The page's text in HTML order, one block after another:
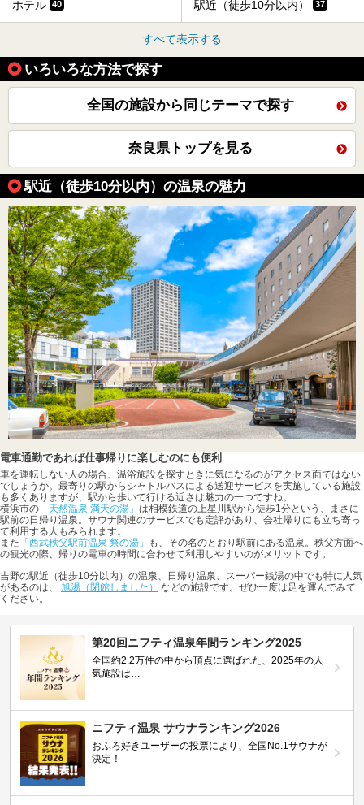
ホテル 40 駅近（徒歩10分以内） 37
すべて表示する
いろいろな方法で探す
全国の施設から同じテーマで探す
奈良県トップを見る
駅近（徒歩10分以内）の温泉の魅力
電車通勤であれば仕事帰りに楽しむのにも便利
車を運転しない人の場合、温浴施設を探すときに気になるのがアクセス面ではない
でしょうか。最寄りの駅からシャトルバスによる送迎サービスを実施している施設
も多くありますが、駅から歩いて行ける近さは魅力の一つですね。
横浜市の 「天然温泉 満天の湯」 は相模鉄道の上星川駅から徒歩1分という、まさに
駅前の日帰り温泉。サウナ関連のサービスでも定評があり、会社帰りにも立ち寄っ
て利用する人もみられます。
また 「西武秩父駅前温泉 祭の湯」
も、その名のとおり駅前にある温泉。秩父方面へ
の観光の際、帰りの電車の時間に合わせて利用しやすいのがメリットです。
吉野の駅近（徒歩10分以内）の温泉、日帰り温泉、スーパー銭湯の中でも特に人気
があるのは、 旭湯（閉館しました）
などの施設です。ぜひ一度は足を運んでみて
ください。
第20回ニフティ温泉年間ランキング2025
全国約2.2万件の中から頂点に選ばれた、2025年の人
気施設は…
ニフティ温泉 サウナランキング2026
おふろ好きユーザーの投票により、全国No.1サウナが
決定！